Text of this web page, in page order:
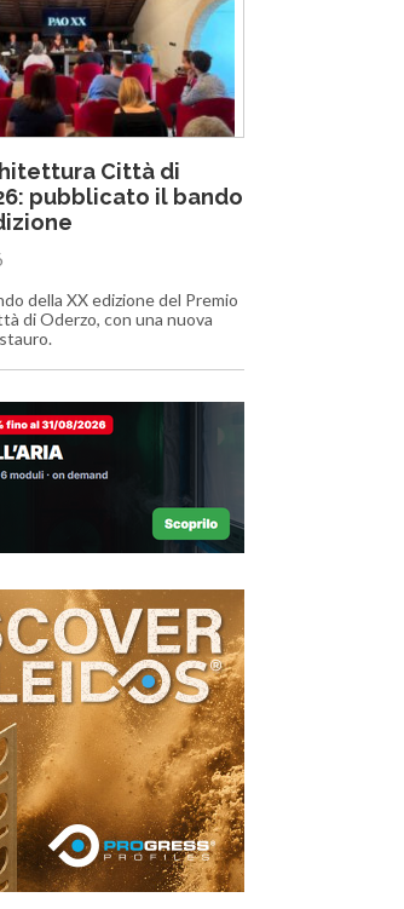
Città di
pubblicato il bando
della XX edizione del Premio
di Oderzo, con una nuova